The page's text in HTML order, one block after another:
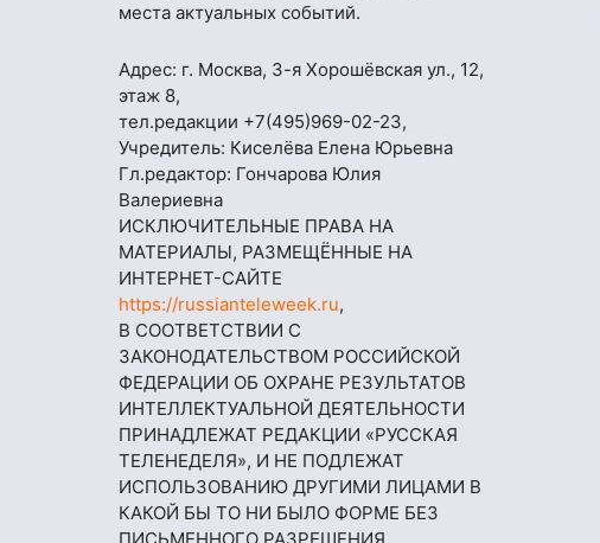
места актуальных событий.
Адрес: г. Москва, 3-я Хорошёвская ул., 12,
этаж 8,
тел.редакции +7(495)969-02-23,
Учредитель: Киселёва Елена Юрьевна
Гл.редактор: Гончарова Юлия
Валериевна
ИСКЛЮЧИТЕЛЬНЫЕ ПРАВА НА
МАТЕРИАЛЫ, РАЗМЕЩЁННЫЕ НА
ИНТЕРНЕТ-САЙТЕ
https://russianteleweek.ru,
В СООТВЕТСТВИИ С
ЗАКОНОДАТЕЛЬСТВОМ РОССИЙСКОЙ
ФЕДЕРАЦИИ ОБ ОХРАНЕ РЕЗУЛЬТАТОВ
ИНТЕЛЛЕКТУАЛЬНОЙ ДЕЯТЕЛЬНОСТИ
ПРИНАДЛЕЖАТ РЕДАКЦИИ «РУССКАЯ
ТЕЛЕНЕДЕЛЯ», И НЕ ПОДЛЕЖАТ
ИСПОЛЬЗОВАНИЮ ДРУГИМИ ЛИЦАМИ В
КАКОЙ БЫ ТО НИ БЫЛО ФОРМЕ БЕЗ